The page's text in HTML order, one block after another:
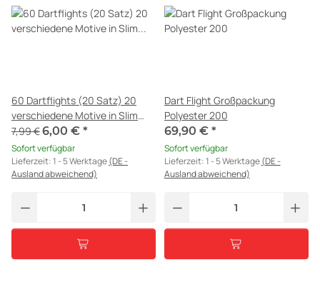
60 Dartflights (20 Satz) 20
verschiedene Motive in Slim
und Standard-Form
7,99 €6,00 € *
Sofort verfügbar
Lieferzeit:1 - 5 Werktage(DE -
Ausland abweichend)
Dart Flight Großpackung
Polyester 200
69,90 € *
Sofort verfügbar
Lieferzeit:1 - 5 Werktage(DE -
Ausland abweichend)